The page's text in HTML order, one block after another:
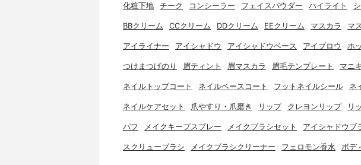
化粧下地 チーク コンシーラー フェイスパウダー ハイライト
BBクリーム CCクリーム DDクリーム EEクリーム マスカラ マ
アイライナー アイシャドウ アイシャドウベース アイブロウ ホ
つけまつげのり 眉ティント 眉マスカラ 眉毛テンプレート マニ
ネイルトップコート ネイルベースコート フットネイルシール ネ
ネイルケアセット 爪やすり・爪磨き リップ クレヨンリップ リ
パフ メイクキープスプレー メイクブラシセット アイシャドウブ
スクリューブラシ メイクブラシクリーナー フェロモン香水 ボデ